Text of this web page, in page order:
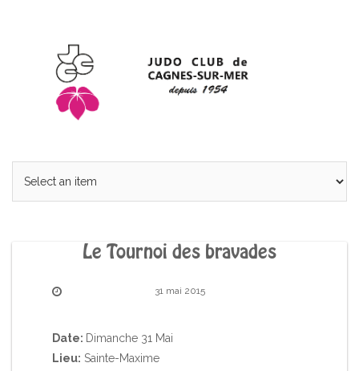
Le Tournoi des bravades
31 mai 2015
Date: Dimanche 31 Mai
Lieu: Sainte-Maxime